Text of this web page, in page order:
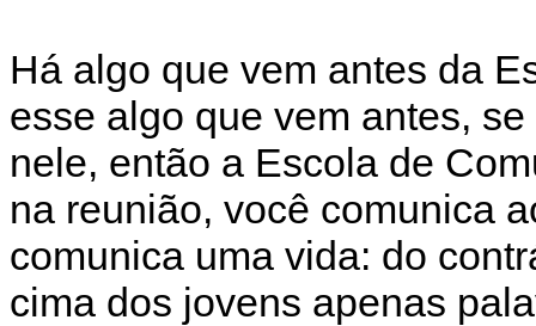
Há algo que vem antes da
esse algo que vem antes,
nele, então a Escola de
na reunião, você comunica
comunica uma vida: do
cima dos jovens apenas